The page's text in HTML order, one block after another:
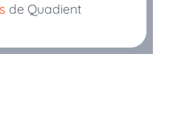
de Quadient